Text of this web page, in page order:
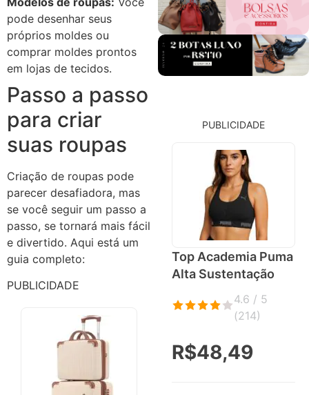
pode desenhar seus
próprios moldes ou
comprar moldes prontos
em lojas de tecidos.
Passo a passo
para criar
suas roupas
Criação de roupas pode
parecer desafiadora, mas
se você seguir um passo a
passo, se tornará mais fácil
e divertido. Aqui está um
guia completo:
PUBLICIDADE
PUBLICIDADE
Top Academia Puma
Alta Sustentação
4.6 / 5
(214)
R$48,49